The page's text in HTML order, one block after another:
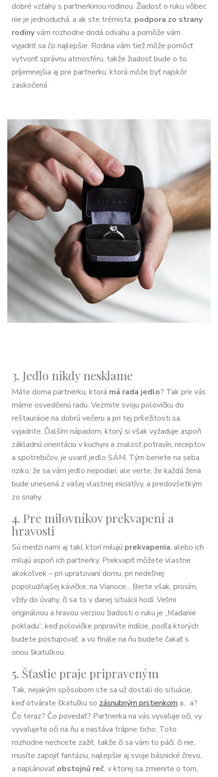
dobré vzťahy s partnerkinou rodinou. Žiadosť o ruku vôbec
nie je jednoduchá, a ak ste trémista, podpora zo strany
rodinyvám rozhodne dodá odvahu a pomôže vám
vyjadriť sa čo najlepšie. Rodina vám tiež môže pomôcť
vytvoriť správnu atmosféru, takže žiadosť bude o to
príjemnejšia aj pre partnerku, ktorá môže byť najskôr
zaskočená.
3. Jedlo nikdy nesklame
Máte doma partnerku, ktorá má rada jedlo? Tak pre vás
máme osvedčenú radu. Vezmite svoju polovičku do
reštaurácie na dobrú večeru a pri tej príležitosti sa
vyjadrite. Ďalším nápadom, ktorý si však vyžaduje aspoň
základnú orientáciu v kuchyni a znalosť potravín, receptov
a spotrebičov, je uvariť jedlo SÁM. Tým beriete na seba
riziko, že sa vám jedlo nepodarí, ale verte, že každá žena
bude unesená z vašej vlastnej iniciatívy, a predovšetkým
zo snahy.
4. Pre milovníkov prekvapení a
hravosti
Sú medzi nami aj takí, ktorí milujú prekvapenia, alebo ich
milujú aspoň ich partnerky. Prekvapiť môžete vlastne
akokoľvek – pri upratovaní domu, pri nedeľnej
popoludňajšej kávičke, na Vianoce... Berte však, prosím,
vždy do úvahy, či sa to v danej situácii hodí. Veľmi
originálnou a hravou verziou žiadosti o ruku je „hľadanie
pokladu“, keď polovičke pripravíte indície, podľa ktorých
budete postupovať, a vo finále na ňu budete čakať s
onou škatuľkou.
5. Šťastie praje pripraveným
Tak, nejakým spôsobom ste sa už dostali do situácie,
keď otvárate škatuľku so zásnubným prstienkom a... a?
Čo teraz? Čo povedať? Partnerka na vás vyvaľuje oči, vy
vyvaľujete oči na ňu a nastáva trápne ticho. Toto
rozhodne nechcete zažiť, takže či sa vám to páči, či nie,
musíte zapojiť fantáziu, najlepšie aj svoje básnické črevo,
a naplánovať obstojnú reč, v ktorej sa zmienite o tom,